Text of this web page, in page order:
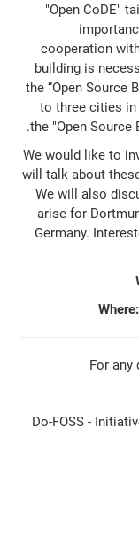
"Open CoDE"
cooperation
building is
the “Open Source
to three cities in
the "Open
We would like to
will talk about
We will also
arise for
Germany.
Where:
For any
Do-FOSS -